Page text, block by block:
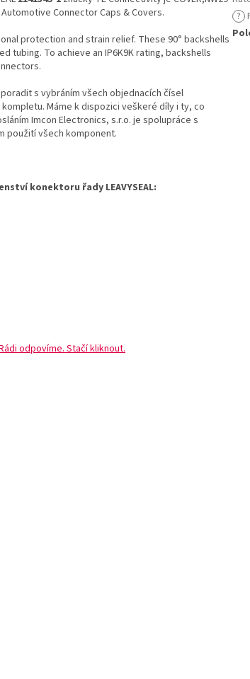
Connector Caps & Covers.
protection and strain relief. These 90° backshells
tubing. To achieve an IP6K9K rating, backshells
s vybráním všech objednacích čísel
Máme k dispozici veškeré díly i ty, co
Imcon Electronics, s.r.o. je spolupráce s
použití všech komponent.
konektoru řady LEAVYSEAL:
odpovíme. Stačí kliknout.
?